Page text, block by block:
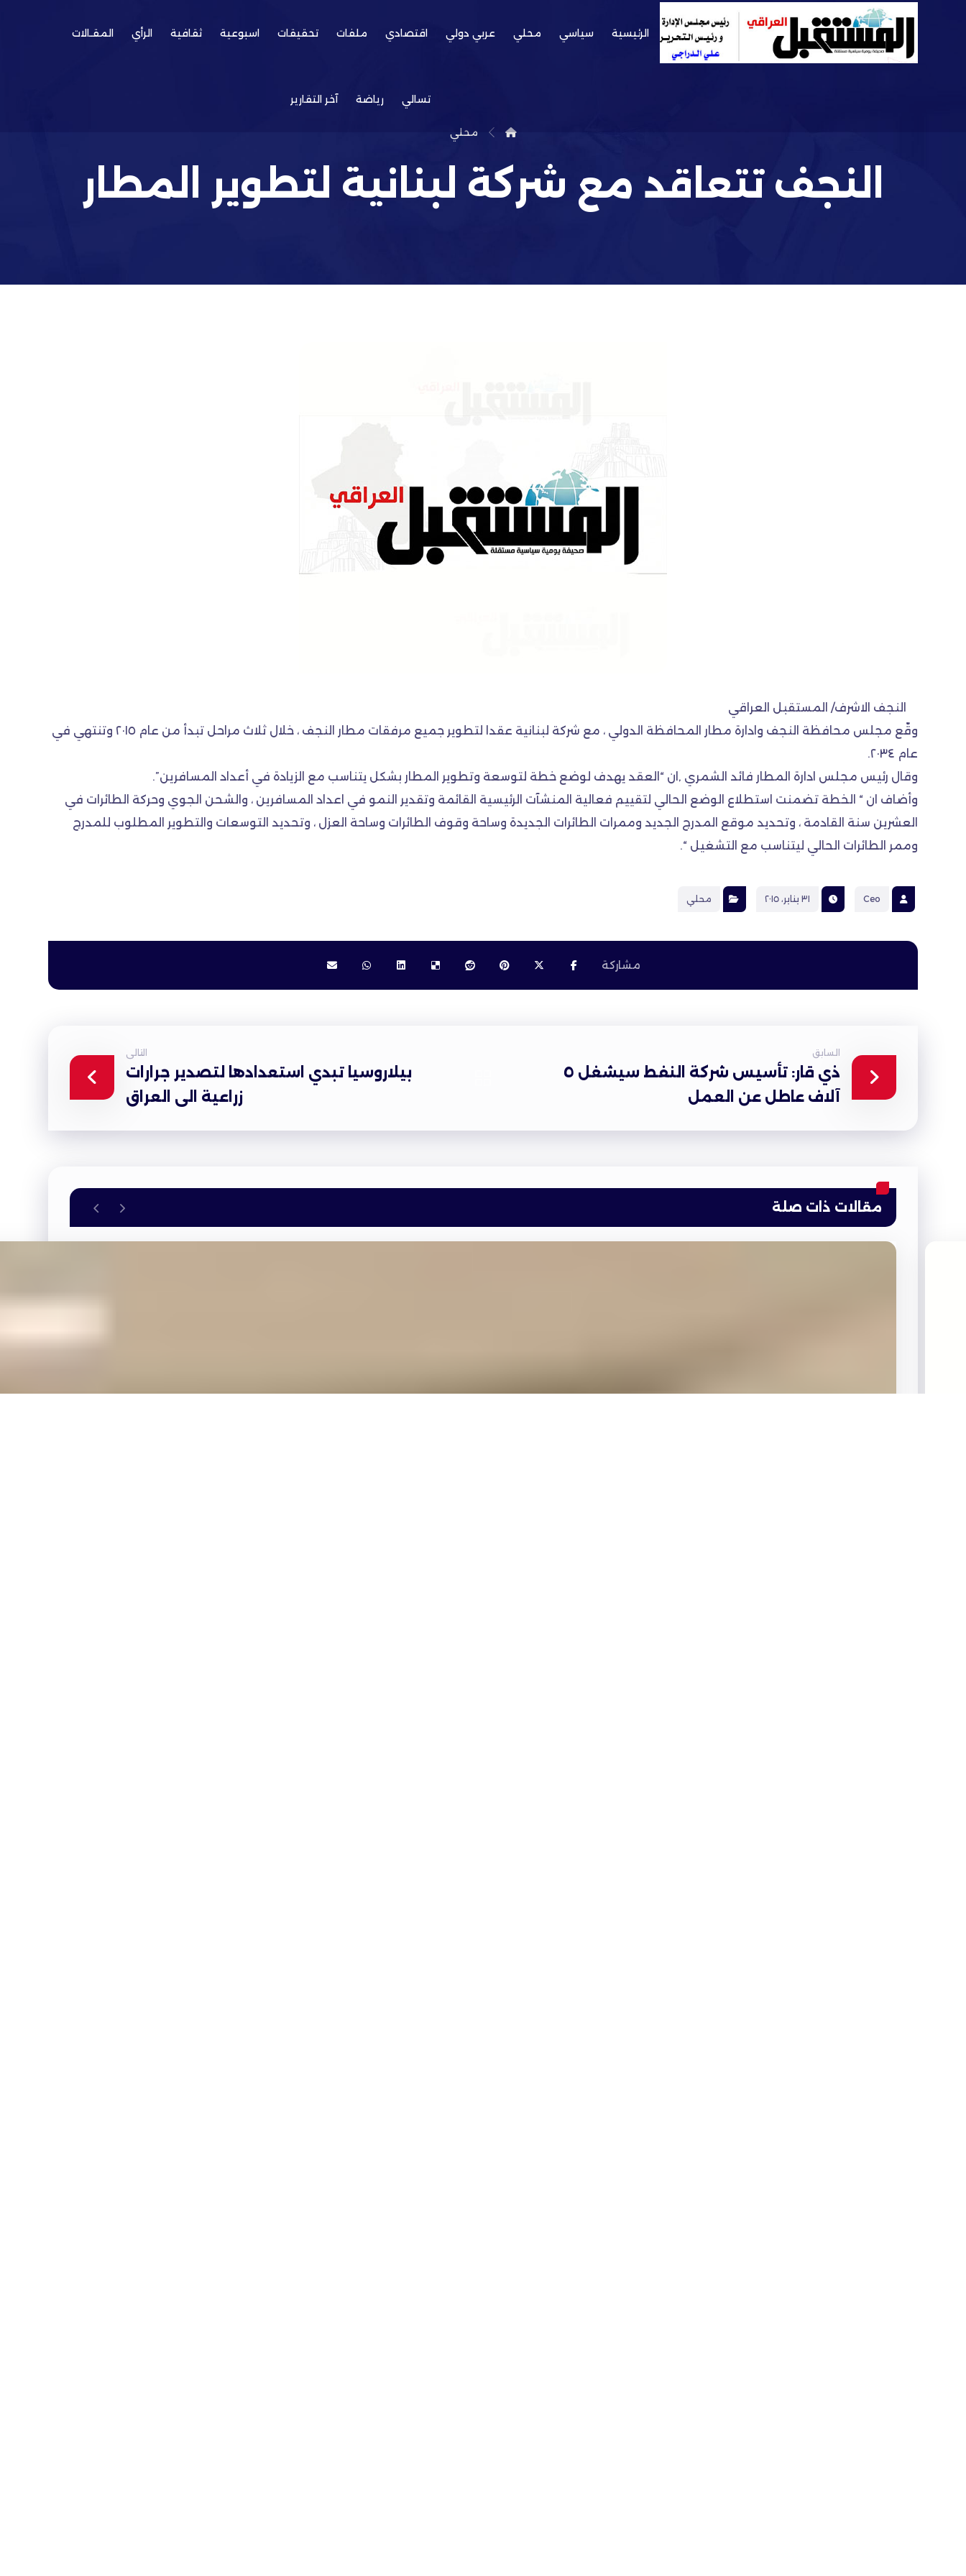
الرئيسية سياسي محلي عربي دولي اقتصادي ملفات تحقيقات اسبوعية ثقافية الرأي المقـالات
تسالي رياضة آخر التقارير
محلي
النجف تتعاقد مع شركة لبنانية لتطوير المطار
النجف الاشرف/ المستقبل العراقي
وقّع مجلس محافظة النجف وادارة مطار المحافظة الدولي ، مع شركة لبنانية عقدا لتطوير جميع مرفقات مطار النجف ، خلال ثلاث مراحل تبدأ من عام ٢٠١٥ وتنتهي في
عام ٢٠٣٤.
وقال رئيس مجلس ادارة المطار فائد الشمري ,ان “العقد يهدف لوضع خطة لتوسعة وتطوير المطار بشكل يتناسب مع الزيادة في أعداد المسافرين”.
وأضاف ان “ الخطة تضمنت استطلاع الوضع الحالي لتقييم فعالية المنشآت الرئيسية القائمة وتقدير النمو في اعداد المسافرين ، والشحن الجوي وحركة الطائرات في
العشرين سنة القادمة ، وتحديد موقع المدرج الجديد وممرات الطائرات الجديدة وساحة وقوف الطائرات وساحة العزل ، وتحديد التوسعات والتطوير المطلوب للمدرج
وممر الطائرات الحالي ليتناسب مع التشغيل “.
Ceo ٣١ يناير، ٢٠١٥ محلي
السابق
ذي قار: تأسيس شركة النفط سيشغل ٥
آلاف عاطل عن العمل
التالى
بيلاروسيا تبدي استعدادها لتصدير جرارات
زراعية الى العراق
مقالات ذات صلة